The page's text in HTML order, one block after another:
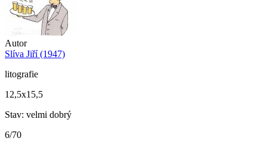
Autor
Slíva Jiří (1947)
litografie
12,5x15,5
Stav: velmi dobrý
6/70